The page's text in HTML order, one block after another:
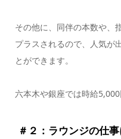
その他に、同伴の本数や、
プラスされるので、人気が
とができます。
六本木や銀座では時給
＃２：ラウンジの仕